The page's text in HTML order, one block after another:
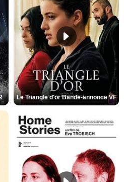
Le Triangle d'or Bande-annonce VF